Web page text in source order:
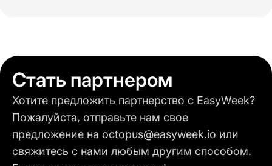
Стать партнером
Хотите предложить партнерство с EasyWeek?
Пожалуйста, отправьте нам свое
предложение на octopus@easyweek.io или
свяжитесь с нами любым другим способом.